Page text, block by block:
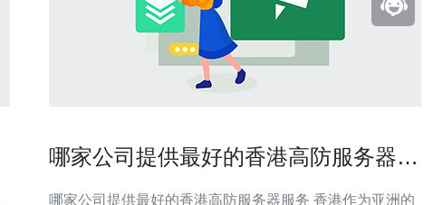
哪家公司提供最好的香港高防服务器服
哪家公司提供最好的香港高防服务器服务 香港作为亚洲的